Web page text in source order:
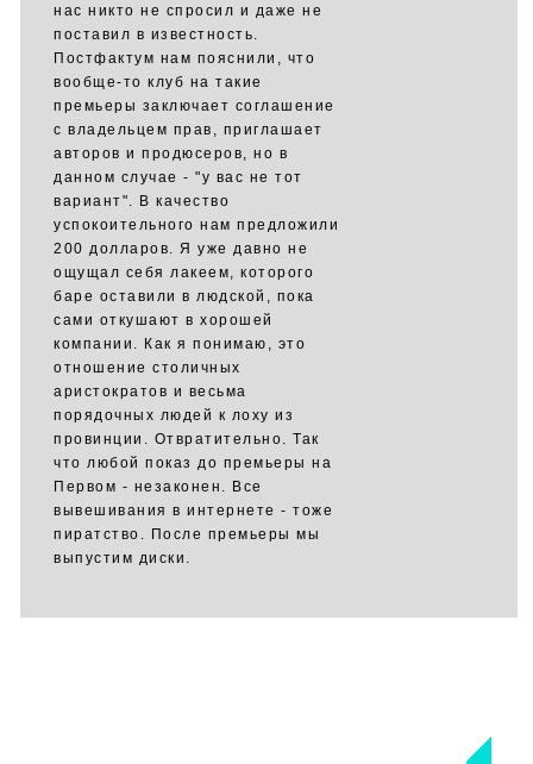
нас никто не спросил и даже не
поставил в известность.
Постфактум нам пояснили, что
вообще-то клуб на такие
премьеры заключает соглашение
с владельцем прав, приглашает
авторов и продюсеров, но в
данном случае - "у вас не тот
вариант". В качество
успокоительного нам предложили
200 долларов. Я уже давно не
ощущал себя лакеем, которого
баре оставили в людской, пока
сами откушают в хорошей
компании. Как я понимаю, это
отношение столичных
аристократов и весьма
порядочных людей к лоху из
провинции. Отвратительно. Так
что любой показ до премьеры на
Первом - незаконен. Все
вывешивания в интернете - тоже
пиратство. После премьеры мы
выпустим диски.